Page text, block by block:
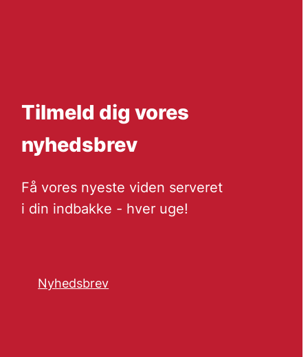
Tilmeld dig vores
nyhedsbrev
Få vores nyeste viden serveret
i din indbakke - hver uge!
Nyhedsbrev